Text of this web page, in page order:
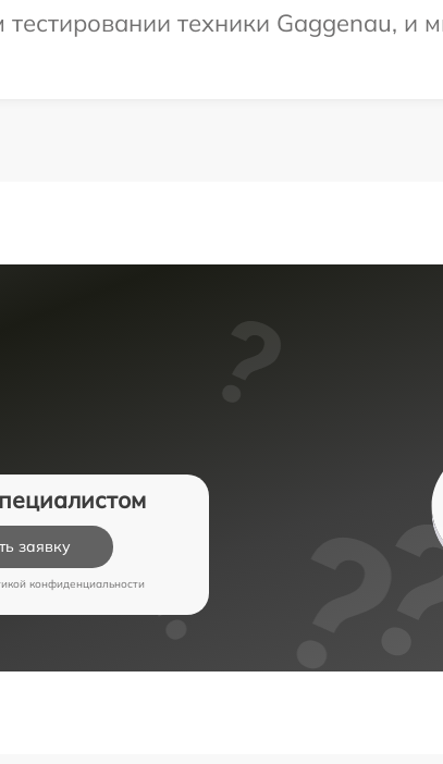
техники Gaggenau, и
заявку
конфиденциальности